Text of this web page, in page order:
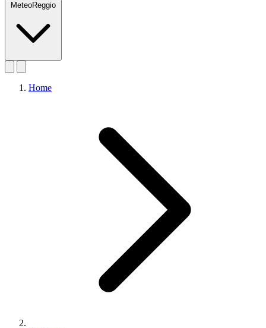
MeteoReggio
Home